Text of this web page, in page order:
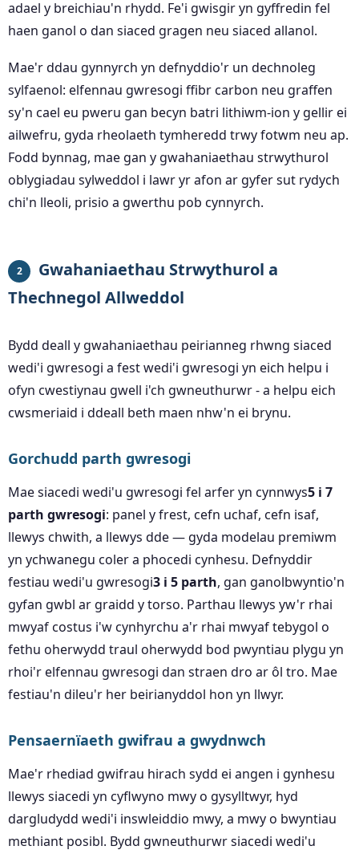
adael y breichiau'n rhydd. Fe'i gwisgir yn gyffredin fel
haen ganol o dan siaced gragen neu siaced allanol.
Mae'r ddau gynnyrch yn defnyddio'r un dechnoleg
sylfaenol: elfennau gwresogi ffibr carbon neu graffen
sy'n cael eu pweru gan becyn batri lithiwm-ion y gellir ei
ailwefru, gyda rheolaeth tymheredd trwy fotwm neu ap.
Fodd bynnag, mae gan y gwahaniaethau strwythurol
oblygiadau sylweddol i lawr yr afon ar gyfer sut rydych
chi'n lleoli, prisio a gwerthu pob cynnyrch.
2
Gwahaniaethau Strwythurol a
Thechnegol Allweddol
Bydd deall y gwahaniaethau peirianneg rhwng siaced
wedi'i gwresogi a fest wedi'i gwresogi yn eich helpu i
ofyn cwestiynau gwell i'ch gwneuthurwr - a helpu eich
cwsmeriaid i ddeall beth maen nhw'n ei brynu.
Gorchudd parth gwresogi
Mae siacedi wedi'u gwresogi fel arfer yn cynnwys5 i 7
parth gwresogi: panel y frest, cefn uchaf, cefn isaf,
llewys chwith, a llewys dde — gyda modelau premiwm
yn ychwanegu coler a phocedi cynhesu. Defnyddir
festiau wedi'u gwresogi3 i 5 parth, gan ganolbwyntio'n
gyfan gwbl ar graidd y torso. Parthau llewys yw'r rhai
mwyaf costus i'w cynhyrchu a'r rhai mwyaf tebygol o
fethu oherwydd traul oherwydd bod pwyntiau plygu yn
rhoi'r elfennau gwresogi dan straen dro ar ôl tro. Mae
festiau'n dileu'r her beirianyddol hon yn llwyr.
Pensaernïaeth gwifrau a gwydnwch
Mae'r rhediad gwifrau hirach sydd ei angen i gynhesu
llewys siacedi yn cyflwyno mwy o gysylltwyr, hyd
dargludydd wedi'i inswleiddio mwy, a mwy o bwyntiau
methiant posibl. Bydd gwneuthurwr siacedi wedi'u